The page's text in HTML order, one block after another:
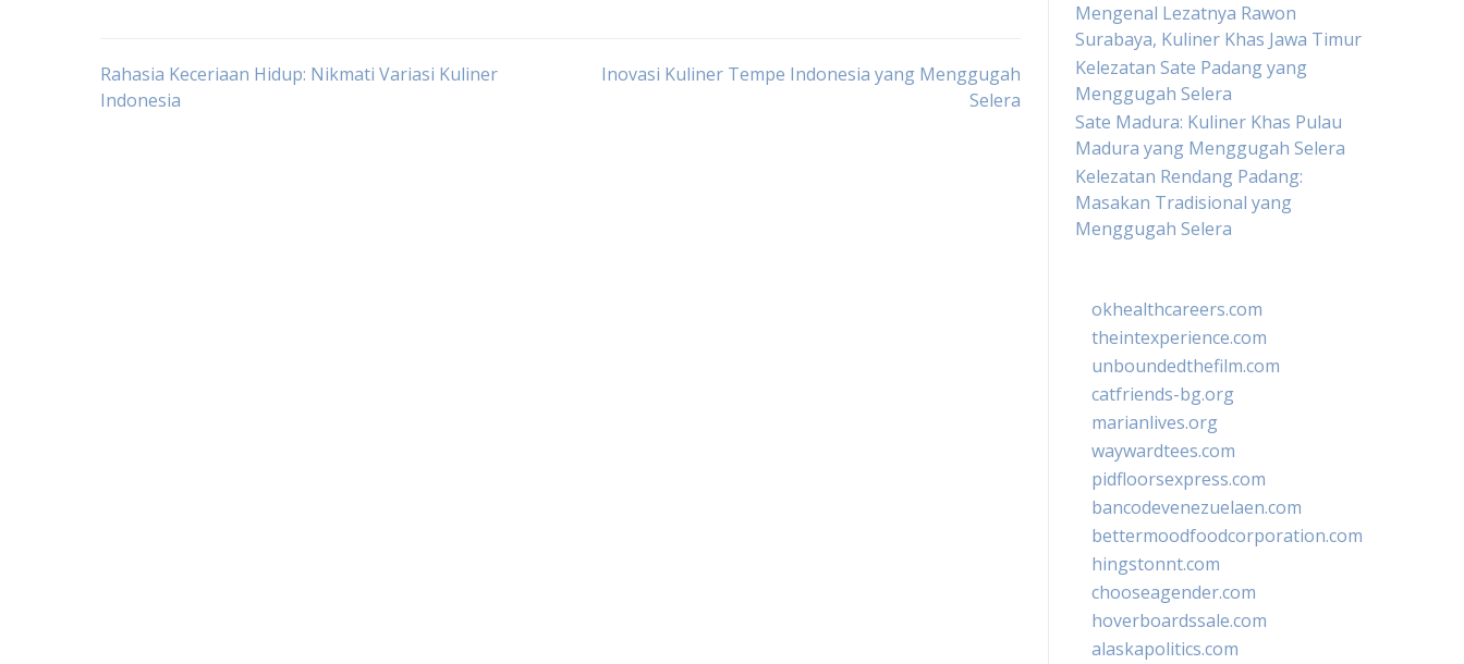
Post
Rahasia Keceriaan Hidup: Nikmati Variasi Kuliner
Indonesia
Inovasi Kuliner Tempe Indonesia yang Menggugah
Selera
Mengenal Lezatnya Rawon
Surabaya, Kuliner Khas Jawa Timur
Kelezatan Sate Padang yang
Menggugah Selera
Sate Madura: Kuliner Khas Pulau
Madura yang Menggugah Selera
Kelezatan Rendang Padang:
Masakan Tradisional yang
Menggugah Selera
okhealthcareers.com
theintexperience.com
unboundedthefilm.com
catfriends-bg.org
marianlives.org
waywardtees.com
pidfloorsexpress.com
bancodevenezuelaen.com
bettermoodfoodcorporation.com
hingstonnt.com
chooseagender.com
hoverboardssale.com
alaskapolitics.com